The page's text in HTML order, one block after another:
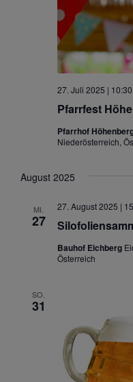
Pfarrfest
27. Juli 2025 | 10:30
Pfarrhof
Niederösterreich,
August 2025
MI.
27
27. August 2025 |
Bauhof Eichberg
Österreich
SO.
31